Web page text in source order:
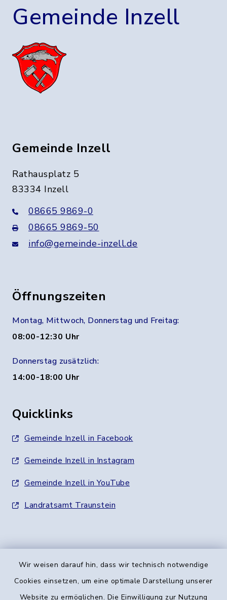
Wir weisen darauf hin, dass wir technisch notwendige
Cookies einsetzen, um eine optimale Darstellung unserer
Website zu ermöglichen. Die Einwilligung zur Nutzung
Gemeinde Inzell
Gemeinde Inzell
Rathausplatz 5
83334 Inzell
08665 9869-0
08665 9869-50
info@gemeinde-inzell.de
Öffnungszeiten
Montag, Mittwoch, Donnerstag und Freitag:
08:00-12:30 Uhr
Donnerstag zusätzlich:
14:00-18:00 Uhr
Quicklinks
Gemeinde Inzell in Facebook
Gemeinde Inzell in Instagram
Gemeinde Inzell in YouTube
Landratsamt Traunstein
Kontakt